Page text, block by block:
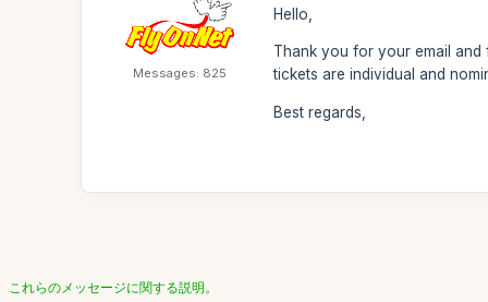
Messages: 825
Hello,
Thank you for your email
tickets are individual and
Best regards,
これらのメッセージに関する説明。